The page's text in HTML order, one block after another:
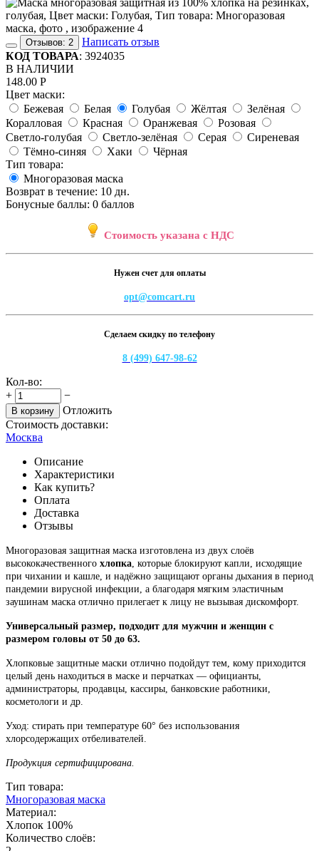
Отзывов: 2
Написать отзыв
КОД ТОВАРА: 3924035
В НАЛИЧИИ
148.00 Р
Цвет маски:
Бежевая
Белая Голубая Жёлтая
Зелёная
Коралловая
Красная Оранжевая
Розовая
Светло-голубая
Светло-зелёная Серая
Сиреневая
Тёмно-синяя
Хаки
Чёрная
Тип товара:
Многоразовая маска
Возврат в течение: 10 дн.
Бонусные баллы: 0 баллов
Стоимость указана с НДС
Нужен счет для оплаты
opt@comcart.ru
Сделаем скидку по телефону
8 (499) 647-98-62
Кол-во:
+
−
В корзину
Отложить
Стоимость доставки:
Москва
Описание
Характеристики
Как купить?
Оплата
Доставка
Отзывы
Многоразовая защитная маска изготовлена из двух слоёв
высококачественного хлопка , которые блокируют капли, исходящие
при чихании и кашле, и надёжно защищают органы дыхания в период
пандемии вирусной инфекции, а благодаря мягким эластичным
заушинам маска отлично прилегает к лицу не вызывая дискомфорт.
Универсальный размер, подходит для мужчин и женщин с
размером головы от 50 до 63.
Хлопковые защитные маски отлично подойдут тем, кому приходится
целый день находиться в маске и перчатках — официанты,
администраторы, продавцы, кассиры, банковские работники,
косметологи и др.
Уход: стирать при температуре 60° без использования
хлорсодержащих отбеливателей.
Продукция сертифицирована.
Тип товара:
Многоразовая маска
Материал:
Хлопок 100%
Количество слоёв: